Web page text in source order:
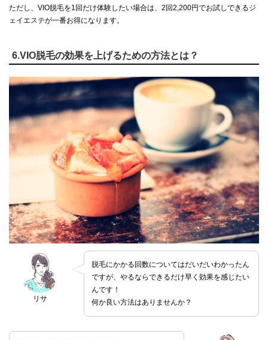
ただし、VIO脱毛を1回だけ体験したい場合は、2回2,200円でお試しできるジ
ェイエステが一番お得になります。
6.VIO脱毛の効果を上げるための方法とは？
リサ
脱毛にかかる回数についてはだいだいわかったん
ですが、やるならできるだけ早く効果を感じたい
んです！
何か良い方法はありませんか？